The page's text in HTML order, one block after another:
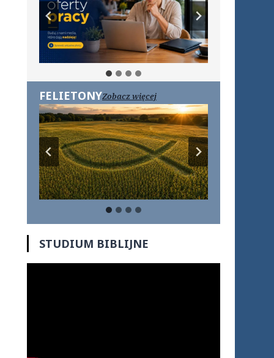
FELIETONYZobacz więcej
STUDIUM BIBLIJNE